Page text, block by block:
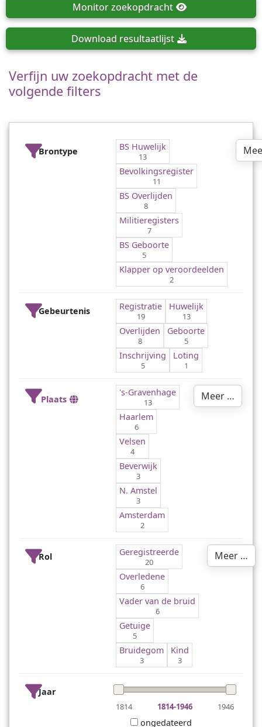
Monitorzoekopdracht
Download resultaatlijst
Verfijn uw zoekopdracht met de
volgende filters
Brontype BS Huwelijk
13
Bevolkingsregister
11
BS Overlijden
8
Militieregisters
7
BS Geboorte
5
Klapper op veroordeelden
2
Gebeurtenis Registratie
19
Huwelijk
13
Overlijden
8
Geboorte
5
Inschrijving
5
Loting
1
Plaats
's-Gravenhage
13
Haarlem
6
Velsen
4
Beverwijk
3
N. Amstel
3
Amsterdam
2
Meer …
Rol Geregistreerde
20
Overledene
6
Vader van de bruid
6
Getuige
5
Bruidegom
3
Kind
3
Meer …
Jaar
1814 1946
1814-1946
ongedateerd